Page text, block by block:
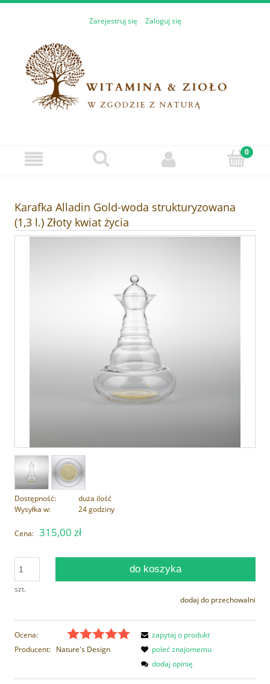
Zarejestruj się Zaloguj się
Karafka Alladin Gold-woda strukturyzowana
(1,3 l.) Złoty kwiat życia
Dostępność:
duża ilość
Wysyłka w:
24 godziny
Cena: 315,00 zł
szt.
do koszyka
dodaj do przechowalni
Ocena:
Producent: Nature's Design
zapytaj o produkt
poleć znajomemu
dodaj opinię